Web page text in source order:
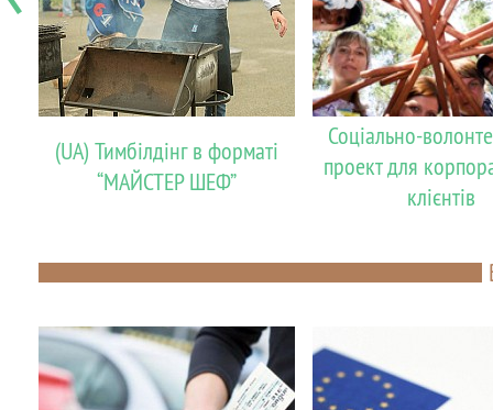
(UA) Тимбілдінг в форматі
“МАЙСТЕР ШЕФ”
Соціально-
проект для
клієнтів